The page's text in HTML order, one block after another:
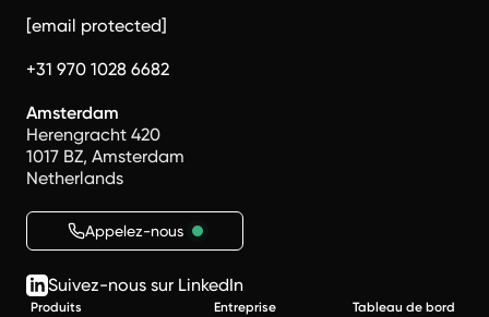
[email protected]
+31 970 1028 6682
Amsterdam
Herengracht 420
1017 BZ, Amsterdam
Netherlands
Appelez-nous
Suivez-nous sur LinkedIn
Produits
Entreprise
Tableau de bord